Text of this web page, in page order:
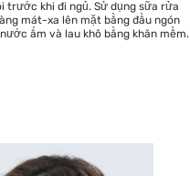
trước khi đi ngủ. Sử dụng sữa rửa
mát-xa lên mặt bằng đầu ngón
ấm và lau khô bằng khăn mềm.